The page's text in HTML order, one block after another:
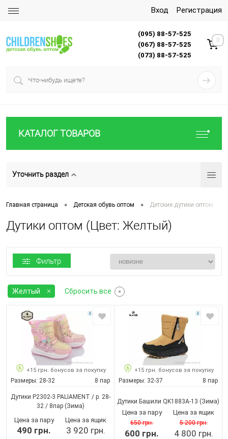
Вход Регистрация
(095) 88-57-525
(067) 88-57-525
(073) 88-57-525
0
КАТАЛОГ ТОВАРОВ
Уточнить раздел
Главная страница • Детская обувь оптом • Детские дутики оптом
Дутики оптом (Цвет: Желтый)
Фильтр
Желтый Сбросить все
+15 грн. бонусов за покупку
Размеры: 28-32 8 пар
Дутики P2302-3 PALIAMENT / p. 28-
32 / 8пар(Зима)
Цена за пару
490 грн.
Цена за ящик
3 920 грн.
+15 грн. бонусов за покупку
Размеры: 32-37 8 пар
Дутики Башили QK1883A-13 (Зима)
Цена за пару
650 грн.
600 грн.
Цена за ящик
5 200 грн.
4 800 грн.